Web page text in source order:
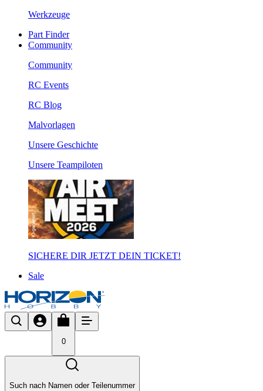
Werkzeuge
Part Finder
Community
Community
RC Events
RC Blog
Malvorlagen
Unsere Geschichte
Unsere Teampiloten
SICHERE DIR JETZT DEIN TICKET!
Sale
0
Such nach Namen oder Teilenummer